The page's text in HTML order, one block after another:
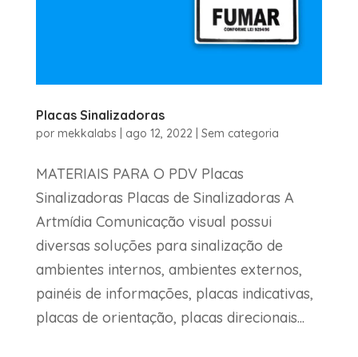
Placas Sinalizadoras
por mekkalabs ago 12, 2022| Sem categoria
MATERIAIS PARA O PDV Placas
Sinalizadoras Placas de Sinalizadoras A
Artmídia Comunicação visual possui
diversas soluções para sinalização de
ambientes internos, ambientes externos,
painéis de informações, placas indicativas,
placas de orientação, placas direcionais...